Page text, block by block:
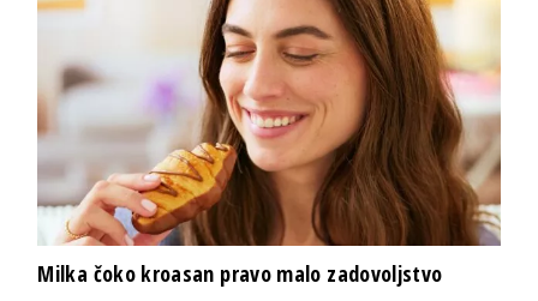
Milka čoko kroasan pravo malo zadovoljstvo